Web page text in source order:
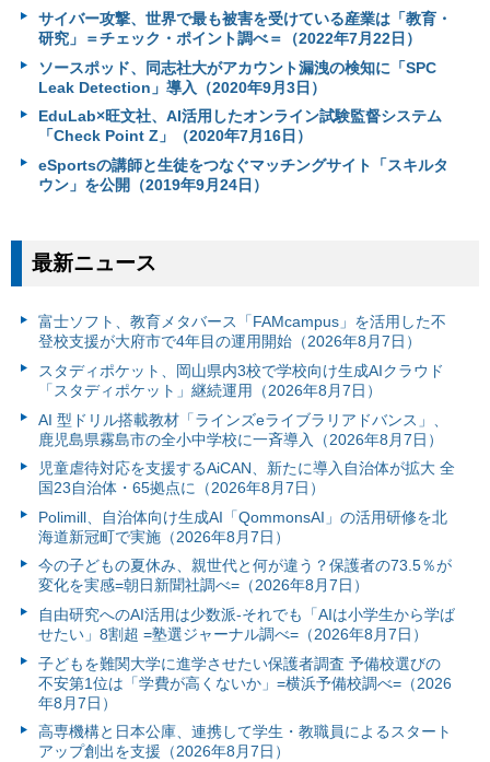
サイバー攻撃、世界で最も被害を受けている産業は「教育・
研究」＝チェック・ポイント調べ＝（2022年7月22日）
ソースポッド、同志社大がアカウント漏洩の検知に「SPC
Leak Detection」導入（2020年9月3日）
EduLab×旺文社、AI活用したオンライン試験監督システム
「Check Point Z」（2020年7月16日）
eSportsの講師と生徒をつなぐマッチングサイト「スキルタ
ウン」を公開（2019年9月24日）
最新ニュース
富⼠ソフト、教育メタバース「FAMcampus」を活用した不
登校支援が大府市で4年目の運用開始（2026年8月7日）
スタディポケット、岡山県内3校で学校向け生成AIクラウド
「スタディポケット」継続運用（2026年8月7日）
AI 型ドリル搭載教材「ラインズeライブラリアドバンス」、
鹿児島県霧島市の全小中学校に一斉導入（2026年8月7日）
児童虐待対応を支援するAiCAN、新たに導入自治体が拡大 全
国23自治体・65拠点に（2026年8月7日）
Polimill、自治体向け生成AI「QommonsAI」の活用研修を北
海道新冠町で実施（2026年8月7日）
今の子どもの夏休み、親世代と何が違う？保護者の73.5％が
変化を実感=朝日新聞社調べ=（2026年8月7日）
自由研究へのAI活用は少数派-それでも「AIは小学生から学ば
せたい」8割超 =塾選ジャーナル調べ=（2026年8月7日）
子どもを難関大学に進学させたい保護者調査 予備校選びの
不安第1位は「学費が高くないか」=横浜予備校調べ=（2026
年8月7日）
高専機構と日本公庫、連携して学生・教職員によるスタート
アップ創出を支援（2026年8月7日）